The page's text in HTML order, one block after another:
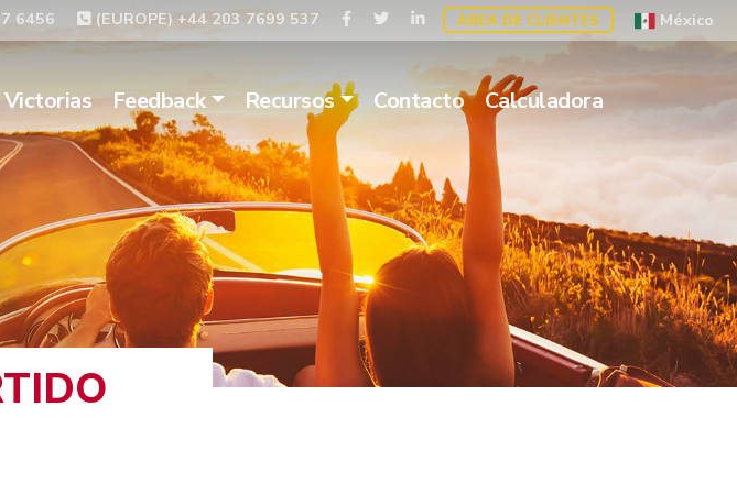
6456 (EUROPE) +44 203 7699 537 AREA DE CLIENTES México
Victorias Feedback Recursos Contacto Calculadora